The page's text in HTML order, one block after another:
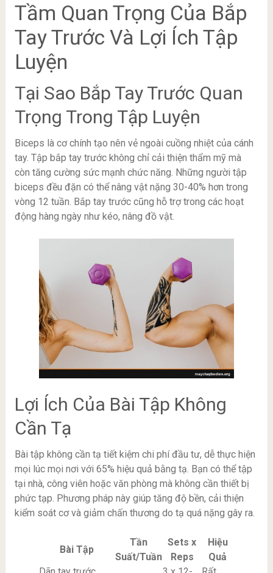
Tầm Quan Trọng Của Bắp
Tay Trước Và Lợi Ích Tập
Luyện
Tại Sao Bắp Tay Trước Quan
Trọng Trong Tập Luyện
Biceps là cơ chính tạo nên vẻ ngoài cuồng nhiệt của cánh
tay. Tập bắp tay trước không chỉ cải thiện thẩm mỹ mà
còn tăng cường sức mạnh chức năng. Những người tập
biceps đều đặn có thể nâng vật nặng 30-40% hơn trong
vòng 12 tuần. Bắp tay trước cũng hỗ trợ trong các hoạt
động hàng ngày như kéo, nâng đồ vật.
Lợi Ích Của Bài Tập Không
Cần Tạ
Bài tập không cần tạ tiết kiệm chi phí đầu tư, dễ thực hiện
mọi lúc mọi nơi với 65% hiệu quả bằng tạ. Bạn có thể tập
tại nhà, công viên hoặc văn phòng mà không cần thiết bị
phức tạp. Phương pháp này giúp tăng độ bền, cải thiện
kiểm soát cơ và giảm chấn thương do tạ quá nặng gây ra.
Bài Tập
Tần
Suất/Tuần
Sets x
Reps
Hiệu
Quả